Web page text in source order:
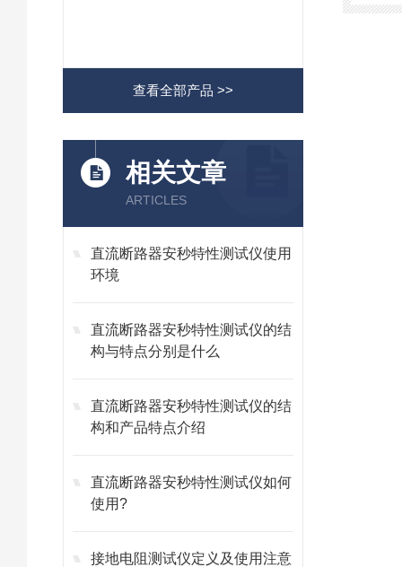
查看全部产品 >>
相关文章
ARTICLES
直流断路器安秒特性测试仪使用
环境
直流断路器安秒特性测试仪的结
构与特点分别是什么
直流断路器安秒特性测试仪的结
构和产品特点介绍
直流断路器安秒特性测试仪如何
使用?
接地电阻测试仪定义及使用注意